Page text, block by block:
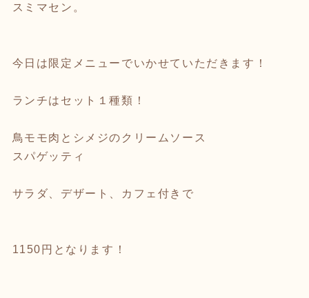
スミマセン。
今日は限定メニューでいかせていただきます！
ランチはセット１種類！
鳥モモ肉とシメジのクリームソース
スパゲッティ
サラダ、デザート、カフェ付きで
1150円となります！